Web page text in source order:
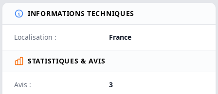
INFORMATIONS TECHNIQUES
Localisation : France
STATISTIQUES & AVIS
Avis : 3